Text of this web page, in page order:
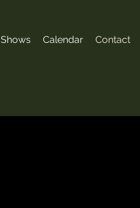
Shows Calendar Contact